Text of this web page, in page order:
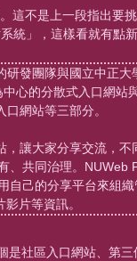
不是上一段指出要挑
統」，這樣看就有點新
發團隊與國立中正大
心的分散式入口網站
網站等三部分。
讓大家分享交流，不
、共同治理。NUWeb
己的分享平台來組織
片等資訊。
社區入口網站、第